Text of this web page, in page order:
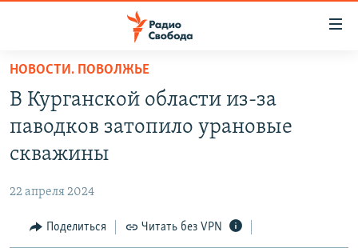
упрощенного
доступа
основному
Вернутся
ПОДКАСТЫ
МНЕНИЯ
КУЛЬТУРА
НОВОСТИ. ПОВОЛЖЬЕ
В Курганской области из-за
паводков затопило урановые
скважины
22 апреля 2024
Поделиться Читать без VPN